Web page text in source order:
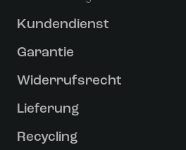
Kundendienst
Garantie
Widerrufsrecht
Lieferung
Recycling